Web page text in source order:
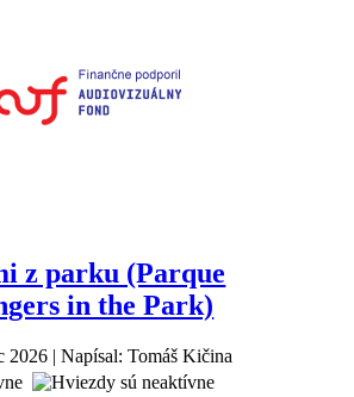
z parku (Parque
in the Park)
2026 |Napísal: Tomáš Kičina